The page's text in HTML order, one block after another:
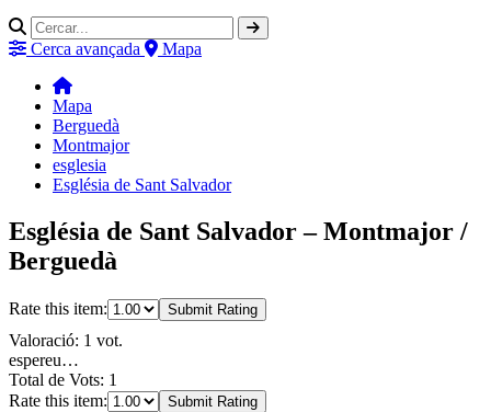
Cerca avançada Mapa
Mapa
Berguedà
Montmajor
esglesia
Església de Sant Salvador
Església de Sant Salvador – Montmajor /
Berguedà
Rate this item: Submit Rating
Valoració: 1 vot.
espereu…
Total de Vots: 1
Rate this item:
Submit Rating